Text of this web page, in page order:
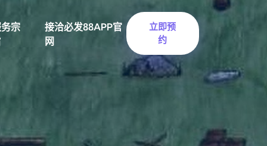
宗
接洽必发88APP官
网
立即预
约